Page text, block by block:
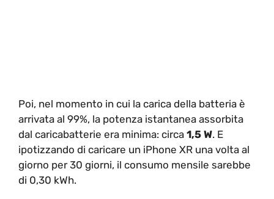
Poi, nel momento in cui la carica della batteria è
arrivata al 99%, la potenza istantanea assorbita
dal caricabatterie era minima: circa 1,5 W. E
ipotizzando di caricare un iPhone XR una volta al
giorno per 30 giorni, il consumo mensile sarebbe
di 0,30 kWh.